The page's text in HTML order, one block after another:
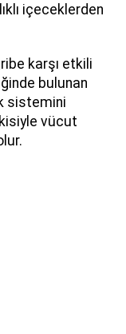
içeceklerden
karşı etkili
bulunan
sistemini
vücut